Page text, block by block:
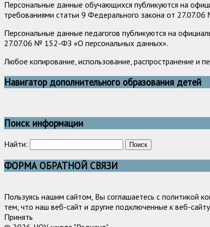
Персональные данные обучающихся публикуются на
требованиями статьи 9 Федерального закона от
Персональные данные педагогов публикуются на
27.07.06 № 152-ФЗ «О персональных данных».
Любое копирование, использование, распространение и
Навигатор дополнительного образования детей
Поиск информации
Найти:
ФОРМА ОБРАТНОЙ СВЯЗИ
Пользуясь нашим сайтом, Вы соглашаетесь с политикой
тем, что наш веб-сайт и другие подключенные к веб-
Принять